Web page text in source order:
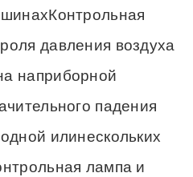
давления воздуха
наприборной
падения
илинескольких
лампа и